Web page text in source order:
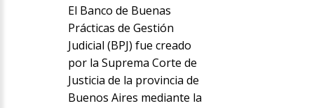
El Banco de Buenas
Prácticas de Gestión
Judicial (BPJ) fue creado
por la Suprema Corte de
Justicia de la provincia de
Buenos Aires mediante la